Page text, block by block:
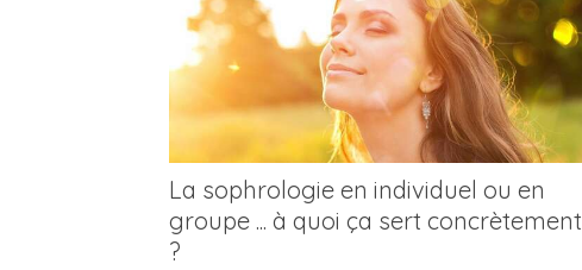
La sophrologie en individuel ou en
groupe ... à quoi ça sert concrètement
?